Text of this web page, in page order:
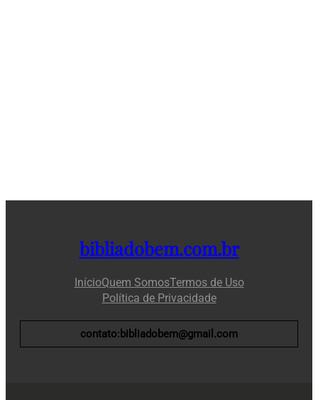
bibliadobem.com.br
InícioQuem SomosTermos de Uso
Política de Privacidade
contato:bibliadobem@gmail.com